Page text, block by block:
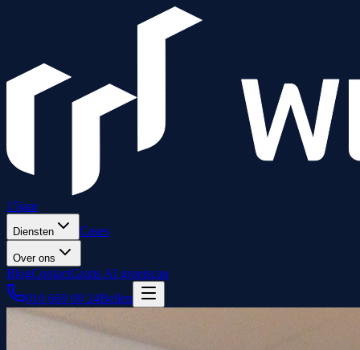
15jaar
Diensten Cases
Over ons
BlogContactGratis AI groeiscan
010 669 00 24Bellen